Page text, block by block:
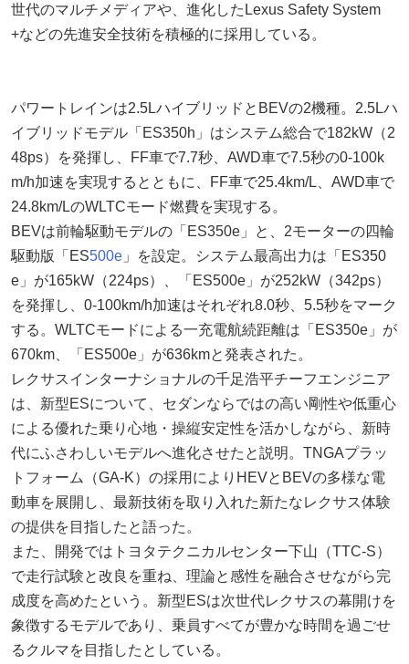
世代のマルチメディアや、進化したLexus Safety System
+などの先進安全技術を積極的に採用している。
パワートレインは2.5LハイブリッドとBEVの2機種。2.5Lハ
イブリッドモデル「ES350h」はシステム総合で182kW（2
48ps）を発揮し、FF車で7.7秒、AWD車で7.5秒の0-100k
m/h加速を実現するとともに、FF車で25.4km/L、AWD車で
24.8km/LのWLTCモード燃費を実現する。
BEVは前輪駆動モデルの「ES350e」と、2モーターの四輪
駆動版「ES500e 」を設定。システム最高出力は「ES350
e」が165kW（224ps）、「ES500e」が252kW（342ps）
を発揮し、0-100km/h加速はそれぞれ8.0秒、5.5秒をマーク
する。WLTCモードによる一充電航続距離は「ES350e」が
670km、「ES500e」が636kmと発表された。
レクサスインターナショナルの千足浩平チーフエンジニア
は、新型ESについて、セダンならではの高い剛性や低重心
による優れた乗り心地・操縦安定性を活かしながら、新時
代にふさわしいモデルへ進化させたと説明。TNGAプラッ
トフォーム（GA-K）の採用によりHEVとBEVの多様な電
動車を展開し、最新技術を取り入れた新たなレクサス体験
の提供を目指したと語った。
また、開発ではトヨタテクニカルセンター下山（TTC-S）
で走行試験と改良を重ね、理論と感性を融合させながら完
成度を高めたという。新型ESは次世代レクサスの幕開けを
象徴するモデルであり、乗員すべてが豊かな時間を過ごせ
るクルマを目指したとしている。